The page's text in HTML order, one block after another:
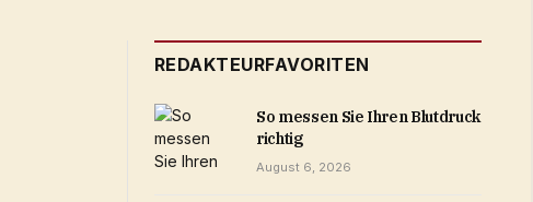
REDAKTEURFAVORITEN
So messen Sie Ihren Blutdruck
richtig
August 6, 2026